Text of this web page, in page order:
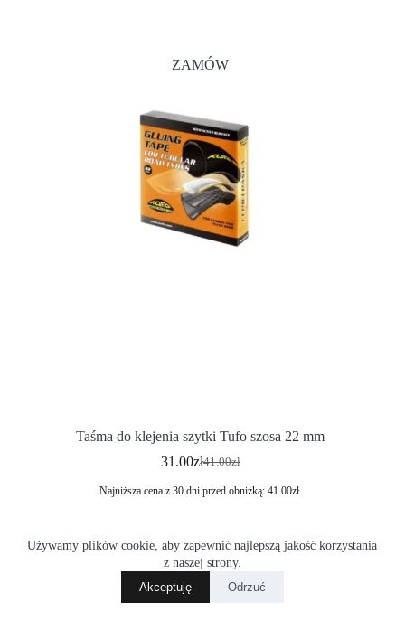
Używamy plików cookie, aby zapewnić najlepszą jakość korzystania
z naszej strony.
Akceptuję
Odrzuć
ZAMÓW
Taśma do klejenia szytki Tufo szosa 22 mm
41.00zł
31.00zł
Najniższa cena z 30 dni przed obniżką: 41.00zł.
Dowiedz się więcej